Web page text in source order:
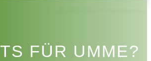
FÜR UMME?